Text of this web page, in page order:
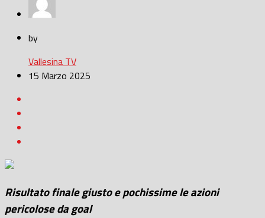
by
Vallesina TV
15 Marzo 2025
Risultato finale giusto e pochissime le azioni
pericolose da goal